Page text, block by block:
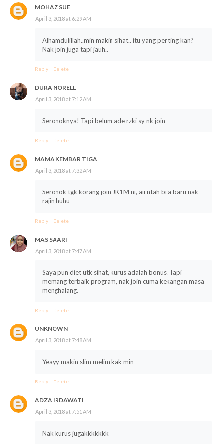
MOHAZ SUE
April 3, 2018 at 6:29 AM
Alhamdulillah..min makin sihat.. itu yang penting kan?
Nak join juga tapi jauh..
Reply Delete
DURA NORELL
April 3, 2018 at 7:12 AM
Seronoknya! Tapi belum ade rzki sy nk join
Reply Delete
MAMA KEMBAR TIGA
April 3, 2018 at 7:32 AM
Seronok tgk korang join JK1M ni, aii ntah bila baru nak
rajin huhu
Reply Delete
MAS SAARI
April 3, 2018 at 7:47 AM
Saya pun diet utk sihat, kurus adalah bonus. Tapi
memang terbaik program, nak join cuma kekangan masa
menghalang.
Reply Delete
UNKNOWN
April 3, 2018 at 7:48 AM
Yeayy makin slim melim kak min
Reply Delete
ADZA IRDAWATI
April 3, 2018 at 7:51 AM
Nak kurus jugakkkkkkk